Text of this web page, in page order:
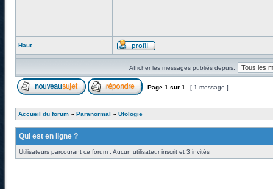
Haut
Afficher les messages publiés depuis:
Page 1 sur 1 [ 1 message ]
Accueil du forum » Paranormal » Ufologie
Qui est en ligne ?
Utilisateurs parcourant ce forum : Aucun utilisateur inscrit et 3 invités